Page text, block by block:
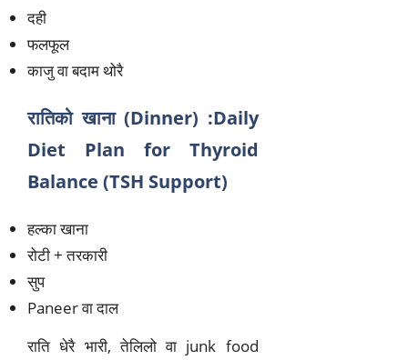
दही
फलफूल
काजु वा बदाम थोरै
रातिको खाना (Dinner) :Daily
Diet Plan for Thyroid
Balance (TSH Support)
हल्का खाना
रोटी + तरकारी
सुप
Paneer वा दाल
राति धेरै भारी, तेलिलो वा junk food